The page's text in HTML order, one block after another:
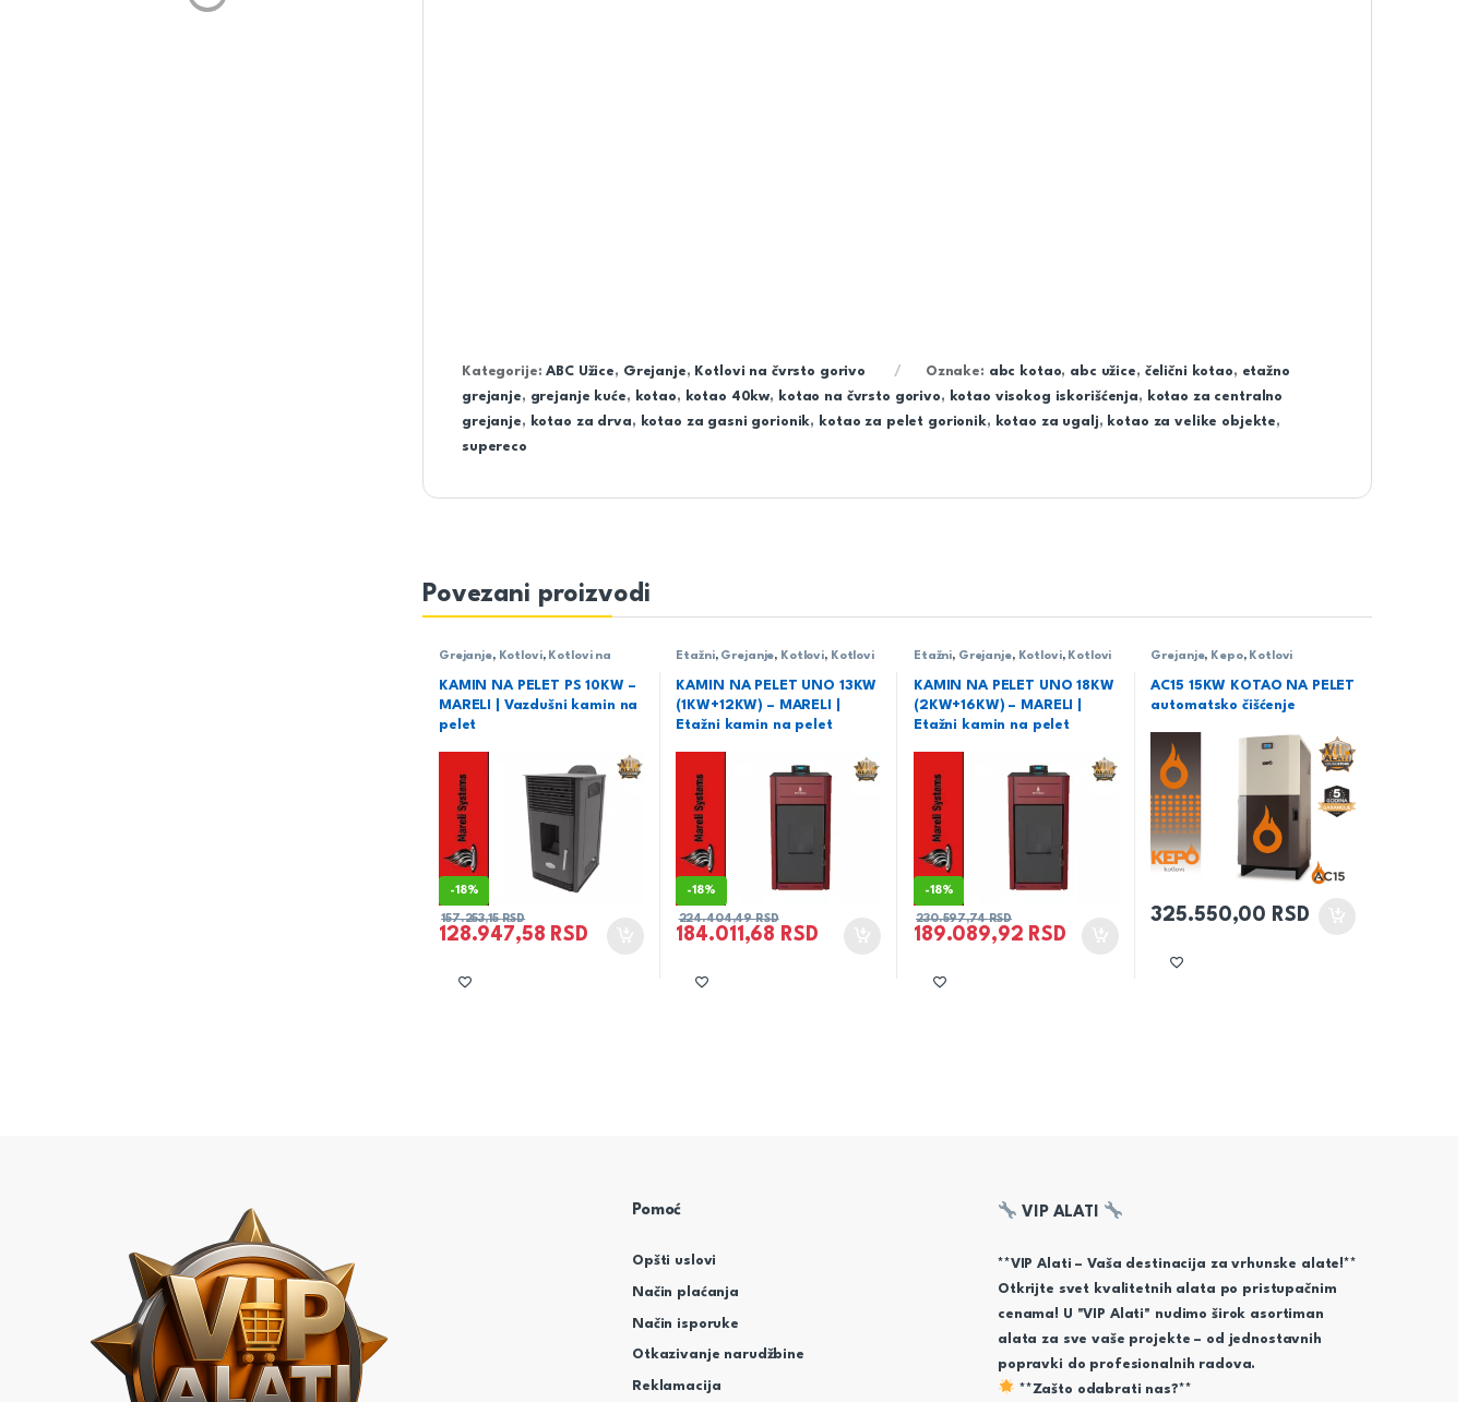
Kategorije:ABC Užice, Grejanje, Kotlovi na čvrsto gorivo Oznake: abc kotao, abc užice, čelični kotao, etažno
grejanje, grejanje kuće, kotao, kotao 40kw, kotao na čvrsto gorivo, kotao visokog iskorišćenja,
kotao za centralno
grejanje, kotao za drva, kotao za gasni gorionik, kotao za pelet gorionik, kotao za ugalj, kotao za velike objekte,
supereco
Povezani proizvodi
Grejanje, Kotlovi, Kotlovi na
KAMIN NA PELET PS 10KW –
MARELI | Vazdušni kamin na
pelet
-18%
128.947,58 RSD
157.253,15RSD
Etažni, Grejanje, Kotlovi, Kotlovi
KAMIN NA PELET UNO 13KW
(1KW+12KW) – MARELI |
Etažni kamin na pelet
-18%
184.011,68 RSD
224.404,49RSD
Etažni, Grejanje, Kotlovi, Kotlovi
KAMIN NA PELET UNO 18KW
(2KW+16KW) – MARELI |
Etažni kamin na pelet
-18%
189.089,92 RSD
230.597,74RSD
Grejanje, Kepo, Kotlovi
AC15 15KW KOTAO NA PELET
automatsko čišćenje
325.550,00 RSD
Pomoć
Opšti uslovi
Način plaćanja
Način isporuke
Otkazivanje narudžbine
Reklamacija
VIP ALATI
**VIP Alati – Vaša destinacija za vrhunske alate!**
Otkrijte svet kvalitetnih alata po pristupačnim
cenama! U "VIP Alati" nudimo širok asortiman
alata za sve vaše projekte – od jednostavnih
popravki do profesionalnih radova.
**Zašto odabrati nas?**